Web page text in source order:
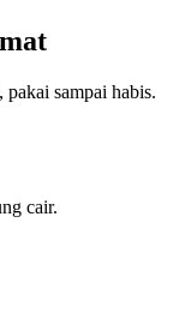
sampai habis.
cair.